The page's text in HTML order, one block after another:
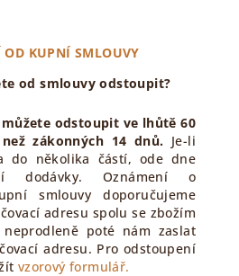
OD KUPNÍ SMLOUVY
od smlouvy odstoupit?
odstoupit ve lhůtě 60
zákonných 14 dnů. Je-li
do několika částí, ode dne
dodávky. Oznámení o
smlouvy doporučujeme
adresu spolu se zbožím
poté nám zaslat
adresu. Pro odstoupení
vzorový formulář.